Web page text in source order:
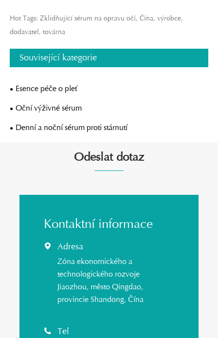
Hot Tags: Zklidňující sérum na opravu očí, Čína, výrobce,
dodavatel, továrna
Související kategorie
Esence péče o pleť
Oční výživné sérum
Denní a noční sérum proti stárnutí
Odeslat dotaz
Kontaktní informace
 Adresa
Zóna ekonomického a
technologického rozvoje
Jiaozhou, město Qingdao,
provincie Shandong, Čína
 Tel